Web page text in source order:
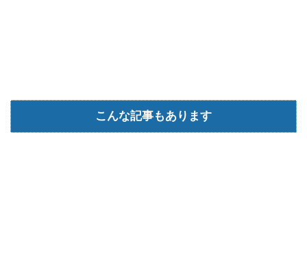
こんな記事もあります